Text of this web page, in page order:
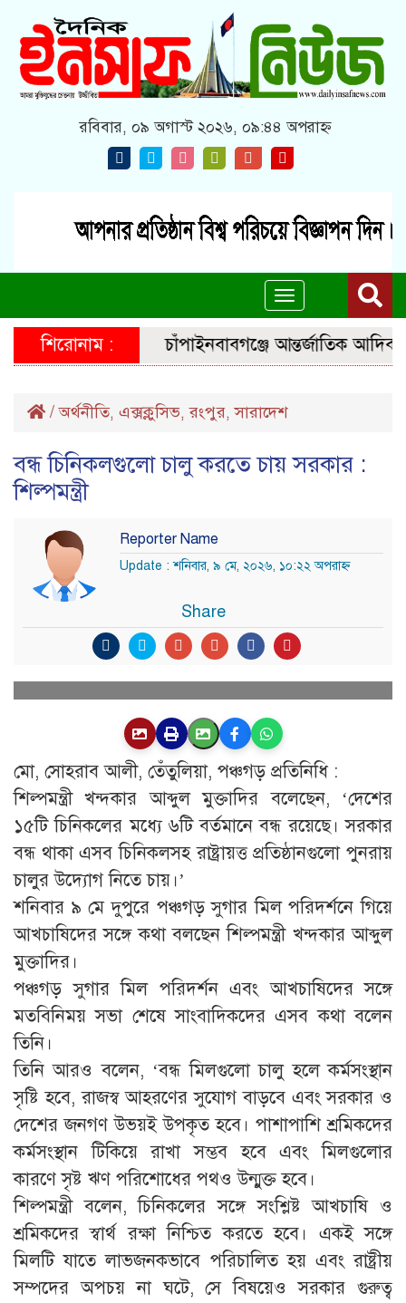
রবিবার, ০৯ অগাস্ট ২০২৬, ০৯:৪৪ অপরাহ্ন
Toggle
navigation
শিরোনাম : চাঁপাইনবাবগঞ্জে আন্তর্জাতিক
/অর্থনীতি, এক্সক্লুসিভ,রংপুর,সারাদেশ
বন্ধ চিনিকলগুলো চালু করতে চায় সরকার :
শিল্পমন্ত্রী
Reporter Name
Update : শনিবার, ৯ মে, ২০২৬, ১০:২২ অপরাহ্ণ
Share
মো, সোহরাব আলী, তেঁতুলিয়া, পঞ্চগড় প্রতিনিধি :
শিল্পমন্ত্রী খন্দকার আব্দুল মুক্তাদির বলেছেন, ‘দেশের
১৫টি চিনিকলের মধ্যে ৬টি বর্তমানে বন্ধ রয়েছে। সরকার
বন্ধ থাকা এসব চিনিকলসহ রাষ্ট্রায়ত্ত প্রতিষ্ঠানগুলো পুনরায়
চালুর উদ্যোগ নিতে চায়।’
শনিবার ৯ মে দুপুরে পঞ্চগড় সুগার মিল পরিদর্শনে গিয়ে
আখচাষিদের সঙ্গে কথা বলছেন শিল্পমন্ত্রী খন্দকার আব্দুল
মুক্তাদির।
পঞ্চগড় সুগার মিল পরিদর্শন এবং আখচাষিদের সঙ্গে
মতবিনিময় সভা শেষে সাংবাদিকদের এসব কথা বলেন
তিনি।
তিনি আরও বলেন, ‘বন্ধ মিলগুলো চালু হলে কর্মসংস্থান
সৃষ্টি হবে, রাজস্ব আহরণের সুযোগ বাড়বে এবং সরকার ও
দেশের জনগণ উভয়ই উপকৃত হবে। পাশাপাশি শ্রমিকদের
কর্মসংস্থান টিকিয়ে রাখা সম্ভব হবে এবং মিলগুলোর
কারণে সৃষ্ট ঋণ পরিশোধের পথও উন্মুক্ত হবে।
শিল্পমন্ত্রী বলেন, চিনিকলের সঙ্গে সংশ্লিষ্ট আখচাষি ও
শ্রমিকদের স্বার্থ রক্ষা নিশ্চিত করতে হবে। একই সঙ্গে
মিলটি যাতে লাভজনকভাবে পরিচালিত হয় এবং রাষ্ট্রীয়
সম্পদের অপচয় না ঘটে, সে বিষয়েও সরকার গুরুত্ব